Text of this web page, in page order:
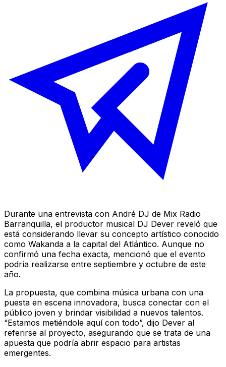
Durante una entrevista con André DJ de Mix Radio
Barranquilla, el productor musical DJ Dever reveló que
está considerando llevar su concepto artístico conocido
como Wakanda a la capital del Atlántico. Aunque no
confirmó una fecha exacta, mencionó que el evento
podría realizarse entre septiembre y octubre de este
año.
La propuesta, que combina música urbana con una
puesta en escena innovadora, busca conectar con el
público joven y brindar visibilidad a nuevos talentos.
“Estamos metiéndole aquí con todo”, dijo Dever al
referirse al proyecto, asegurando que se trata de una
apuesta que podría abrir espacio para artistas
emergentes.